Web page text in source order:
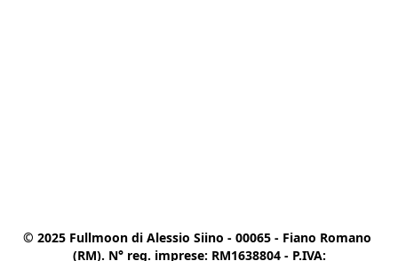
© 2025 Fullmoon di Alessio Siino - 00065 - Fiano Romano
(RM). N° reg. imprese: RM1638804 - P.IVA: